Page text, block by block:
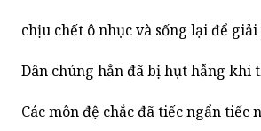
chịu chết ô nhục và sống lại để
Dân chúng hẳn đã bị hụt hẫng khi
Các môn đệ chắc đã tiếc ngẩn tiếc